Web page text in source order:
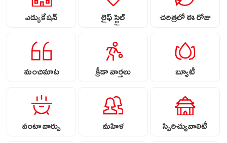
ఎడ్యుకేషన్ లైఫ్ స్టైల్ చరిత్రలో ఈ రోజు
మంచిమాట క్రీడా వార్తలు బ్యూటీ
వంటా వార్పు మహిళ స్పిరిచ్యువాలిటీ